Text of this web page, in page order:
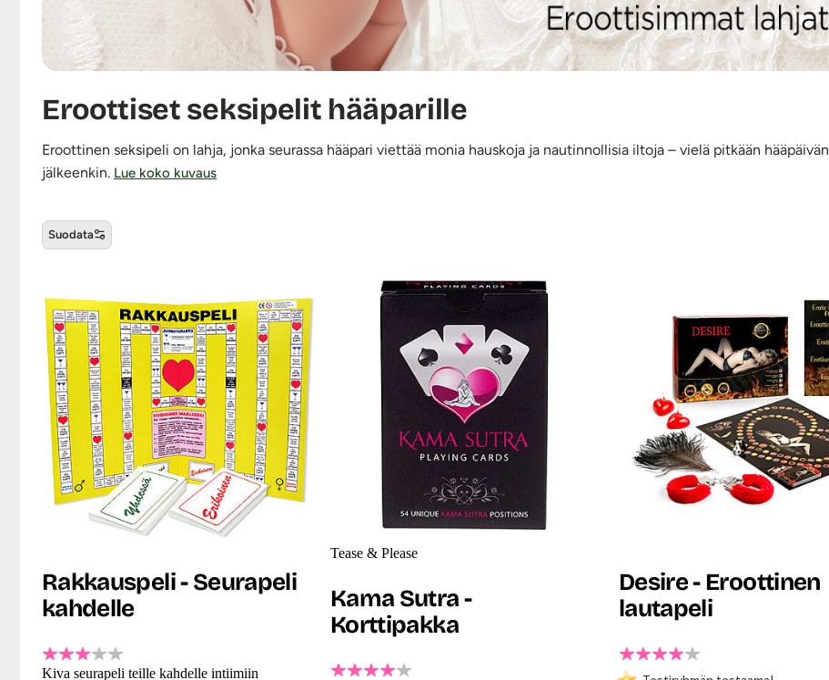
Eroottiset seksipelit hääparille
Eroottinen seksipeli on lahja, jonka seurassa hääpari viettää monia hauskoja ja nautinnollisia iltoja – vielä pitkään hääpäivän
jälkeenkin. Lue koko kuvaus
Suodata
Eroottiset seksipelit hääparille -tuotteet
Rakkauspeli - Seurapeli
kahdelle
Kiva seurapeli teille kahdelle intiimiin
Tease & Please
Kama Sutra -
Korttipakka
Desire - Eroottinen
lautapeli